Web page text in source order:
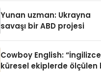
Yunan uzman: Ukrayna
savaşı bir ABD projesi
Cowboy English:
küresel ekiplerde ölçülen